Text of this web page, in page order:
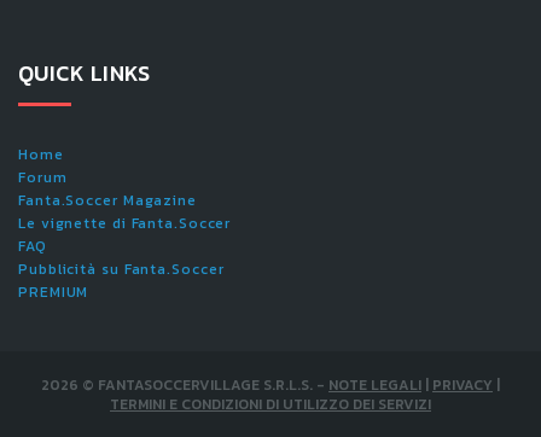
QUICK LINKS
Home
Forum
Fanta.Soccer Magazine
Le vignette di Fanta.Soccer
FAQ
Pubblicità su Fanta.Soccer
PREMIUM
2026 © FANTASOCCERVILLAGE S.R.L.S. - NOTE LEGALI | PRIVACY |
TERMINI E CONDIZIONI DI UTILIZZO DEI SERVIZI